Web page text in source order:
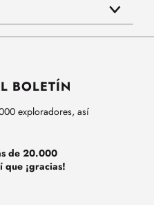
BOLETÍN
exploradores, así
de 20.000
que ¡gracias!